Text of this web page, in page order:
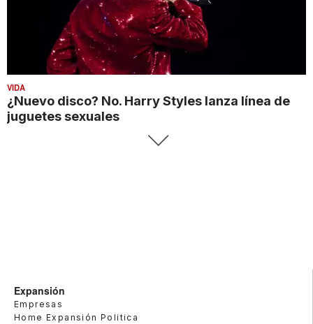
VIDA
¿Nuevo disco? No. Harry Styles lanza línea de
juguetes sexuales
Expansión
Empresas
Home Expansión Politica